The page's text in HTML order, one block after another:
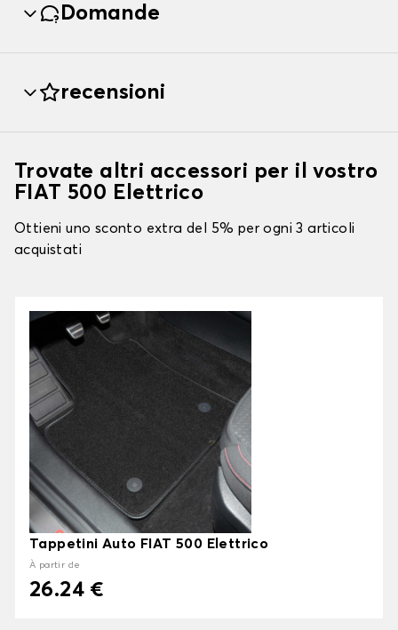
Domande
recensioni
Trovate altri accessori per il vostro
FIAT 500 Elettrico
Ottieni uno sconto extra del 5% per ogni 3 articoli
acquistati
Tappetini Auto FIAT 500 Elettrico
À partir de
26.24 €